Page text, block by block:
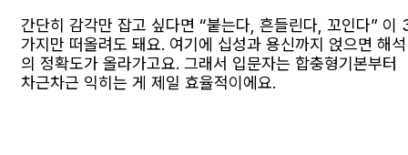
간단히 감각만 잡고 싶다면 “붙는다, 흔들린다, 꼬인다” 이
가지만 떠올려도 돼요. 여기에 십성과 용신까지 얹으면 해석
의 정확도가 올라가고요. 그래서 입문자는 합충형기본부터
차근차근 익히는 게 제일 효율적이에요.